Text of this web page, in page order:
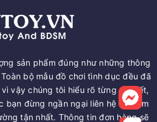
sản phẩm đúng như những thông
bộ mẫu đồ chơi tình dục đều đã
vậy chúng tôi hiểu rõ từng chi tiết,
bạn đừng ngần ngại liên hệ để nắm
tận nhất. Thông tin đơn hàng sẽ